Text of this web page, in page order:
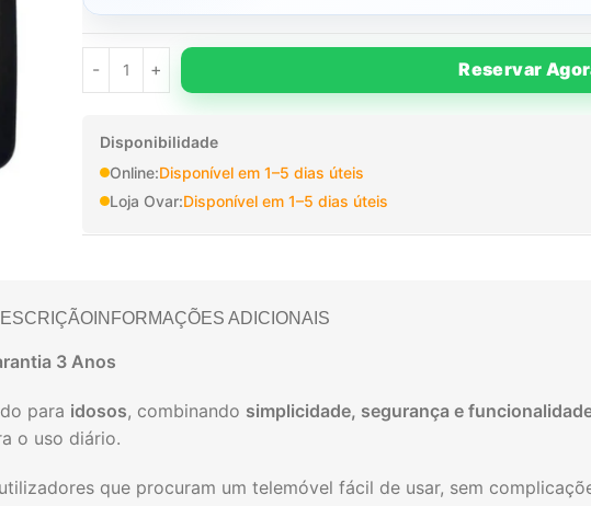
Reservar
Disponibilidade
Online:Disponível em 1–5 dias úteis
Loja Ovar:Disponível em 1–5 dias úteis
INFORMAÇÕES ADICIONAIS
3 Anos
para idosos, combinando simplicidade, segurança e
o uso diário.
que procuram um telemóvel fácil de usar, sem